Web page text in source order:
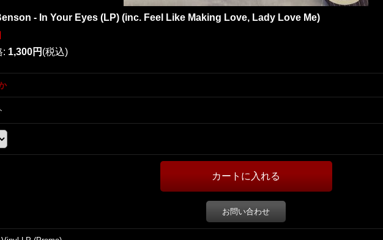
- In Your Eyes (LP) (inc. Feel Like Making Love, Lady Love Me)
: 1,300円 (税込)
お問い合わせ